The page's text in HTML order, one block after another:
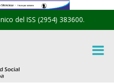
del ISS (2954) 383600.